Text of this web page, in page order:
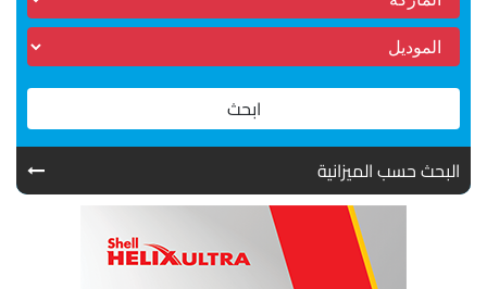
ابحث
البحث حسب الميزانية